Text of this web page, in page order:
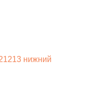
нижний